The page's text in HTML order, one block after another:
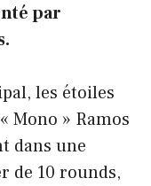
par
les étoiles
Mono » Ramos
dans une
de 10 rounds,